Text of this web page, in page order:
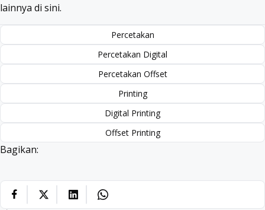
lainnya di sini.
Percetakan
Percetakan Digital
Percetakan Offset
Printing
Digital Printing
Offset Printing
Bagikan: